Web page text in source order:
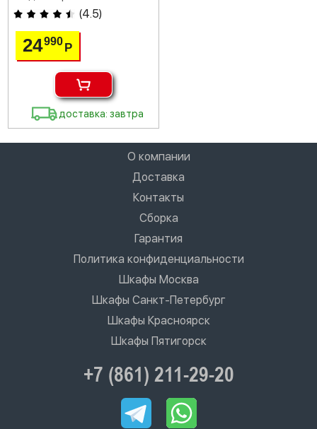
(4.5)
24990 Р
доставка: завтра
О компании
Доставка
Контакты
Сборка
Гарантия
Политика конфиденциальности
Шкафы Москва
Шкафы Санкт-Петербург
Шкафы Красноярск
Шкафы Пятигорск
+7 (861) 211-29-20